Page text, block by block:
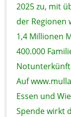
2025 zu, mit
der Regionen
1,4 Millionen
400.000
Auf
Essen und
Spende wirkt